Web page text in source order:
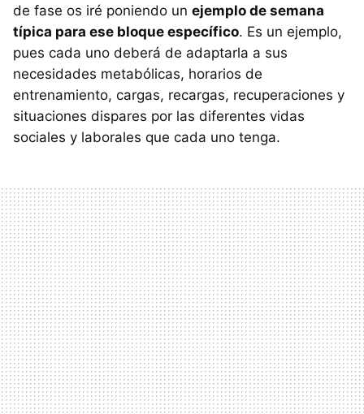
de fase os iré poniendo un ejemplo de semana
típica para ese bloque específico. Es un ejemplo,
pues cada uno deberá de adaptarla a sus
necesidades metabólicas, horarios de
entrenamiento, cargas, recargas, recuperaciones y
situaciones dispares por las diferentes vidas
sociales y laborales que cada uno tenga.